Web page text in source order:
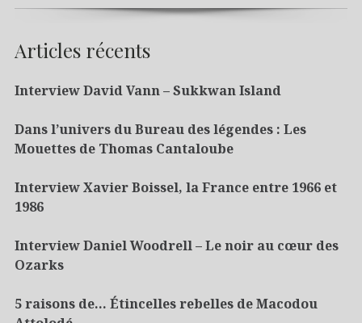
Articles récents
Interview David Vann – Sukkwan Island
Dans l’univers du Bureau des légendes : Les
Mouettes de Thomas Cantaloube
Interview Xavier Boissel, la France entre 1966 et
1986
Interview Daniel Woodrell – Le noir au cœur des
Ozarks
5 raisons de… Étincelles rebelles de Macodou